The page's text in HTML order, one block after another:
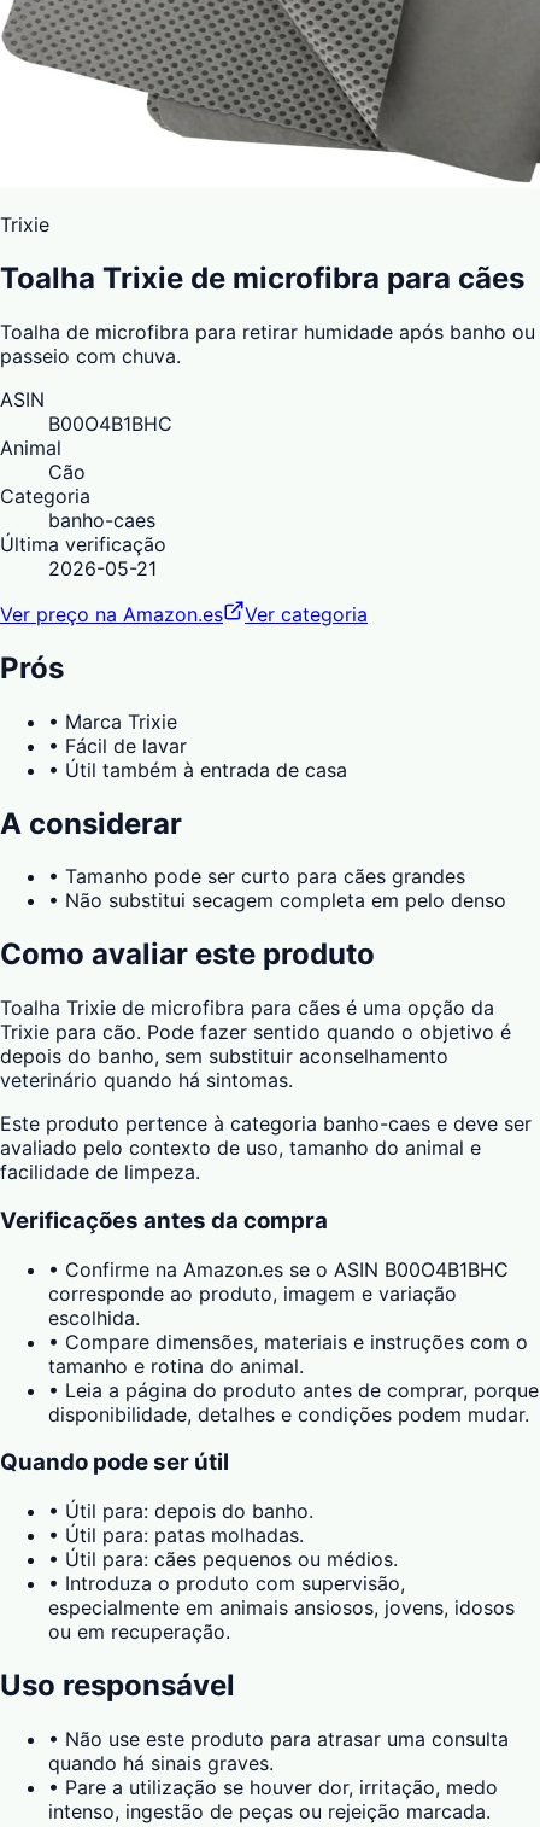
Trixie
Toalha Trixie de microfibra para cães
Toalha de microfibra para retirar humidade após banho ou
passeio com chuva.
ASIN
B00O4B1BHC
Animal
Cão
Categoria
banho-caes
Última verificação
2026-05-21
Ver preço na Amazon.es
Ver categoria
Prós
• Marca Trixie
• Fácil de lavar
• Útil também à entrada de casa
A considerar
• Tamanho pode ser curto para cães grandes
• Não substitui secagem completa em pelo denso
Como avaliar este produto
Toalha Trixie de microfibra para cães é uma opção da
Trixie para cão. Pode fazer sentido quando o objetivo é
depois do banho, sem substituir aconselhamento
veterinário quando há sintomas.
Este produto pertence à categoria banho-caes e deve ser
avaliado pelo contexto de uso, tamanho do animal e
facilidade de limpeza.
Verificações antes da compra
• Confirme na Amazon.es se o ASIN B00O4B1BHC
corresponde ao produto, imagem e variação
escolhida.
• Compare dimensões, materiais e instruções com o
tamanho e rotina do animal.
• Leia a página do produto antes de comprar, porque
disponibilidade, detalhes e condições podem mudar.
Quando pode ser útil
• Útil para: depois do banho.
• Útil para: patas molhadas.
• Útil para: cães pequenos ou médios.
• Introduza o produto com supervisão,
especialmente em animais ansiosos, jovens, idosos
ou em recuperação.
Uso responsável
• Não use este produto para atrasar uma consulta
quando há sinais graves.
• Pare a utilização se houver dor, irritação, medo
intenso, ingestão de peças ou rejeição marcada.